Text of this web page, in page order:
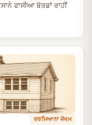
ਫਾਸੀਆ ਬੋਰਡਾਂ ਰਾਹੀਂ
ਦਰਮਿਆਨਾ ਜੋਖਮ